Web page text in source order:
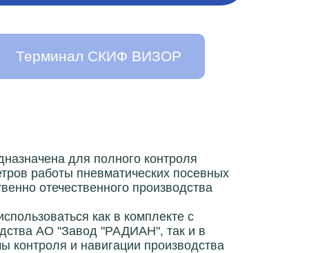
Терминал СКИФ ВИЗОР
для полного контроля
работы пневматических посевных
отечественного производства
как в комплекте с
АО "Завод "РАДИАН", так и в
контроля и навигации производства